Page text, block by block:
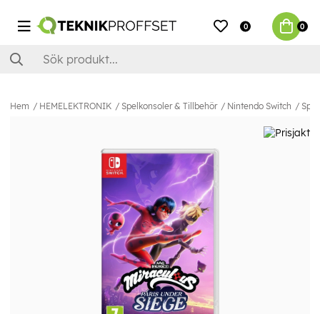
0 0
Hem HEMELEKTRONIK Spelkonsoler & Tillbehör Nintendo Switch Spel